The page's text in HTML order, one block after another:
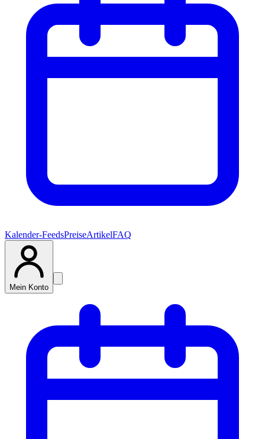
Kalender-FeedsPreiseArtikelFAQ
Mein Konto